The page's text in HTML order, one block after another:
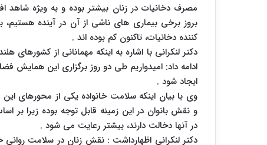
مصرف دخانیات در زنان بیشتر بوده و به ویژه
بروز برخی بیماری های ناشی از آن در آینده هستیم،
کننده دخانیات، تاکنون کم بوده اند .
دکتر لنکرانی با اشاره به اینکه مهمانانی از کشورهای
ادامه داد: امیدواریم طی دو روز برگزاری این
ایجاد شود .
وی با بیان اینکه سلامت خانواده یکی از محورهای
و نقش بانوان در این زمینه قابل توجه بوده زیرا بر
در آنها دخالت دارند، بیشتر رعایت می شود .
دکتر لنکرانی اظهارداشت : نقش زنان در سلامت